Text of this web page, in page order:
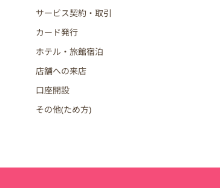
サービス契約・取引
カード発行
ホテル・旅館宿泊
店舗への来店
口座開設
その他(ため方)